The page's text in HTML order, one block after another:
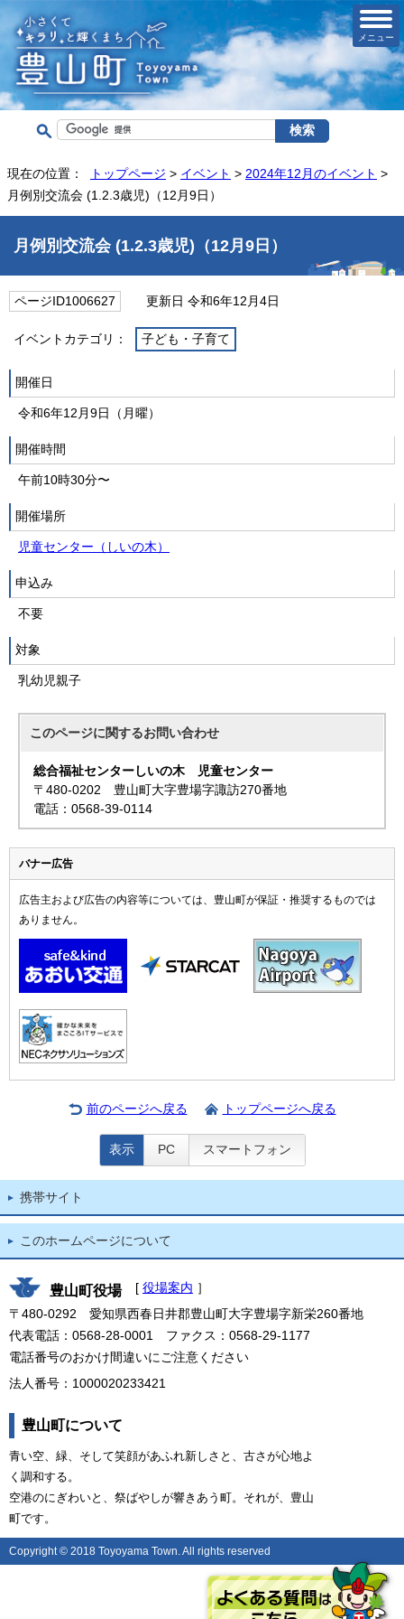
メニュー
現在の位置： トップページ > イベント > 2024年12月のイベント >
月例別交流会 (1.2.3歳児)（12月9日）
月例別交流会 (1.2.3歳児)（12月9日）
ページID1006627 更新日 令和6年12月4日
イベントカテゴリ： 子ども・子育て
開催日
令和6年12月9日（月曜）
開催時間
午前10時30分〜
開催場所
児童センター（しいの木）
申込み
不要
対象
乳幼児親子
このページに関するお問い合わせ
総合福祉センターしいの木 児童センター
〒480-0202 豊山町大字豊場字諏訪270番地
電話：0568-39-0114
バナー広告
広告主および広告の内容等については、豊山町が保証・推奨するものでは
ありません。
前のページへ戻る トップページへ戻る
表示 PC スマートフォン
携帯サイト
このホームページについて
豊山町役場 [ 役場案内 ］
〒480-0292 愛知県西春日井郡豊山町大字豊場字新栄260番地
代表電話：0568-28-0001 ファクス：0568-29-1177
電話番号のおかけ間違いにご注意ください
法人番号：1000020233421
豊山町について
青い空、緑、そして笑顔があふれ新しさと、古さが心地よ
く調和する。
空港のにぎわいと、祭ばやしが響きあう町。それが、豊山
町です。
Copyright © 2018 Toyoyama Town. All rights reserved